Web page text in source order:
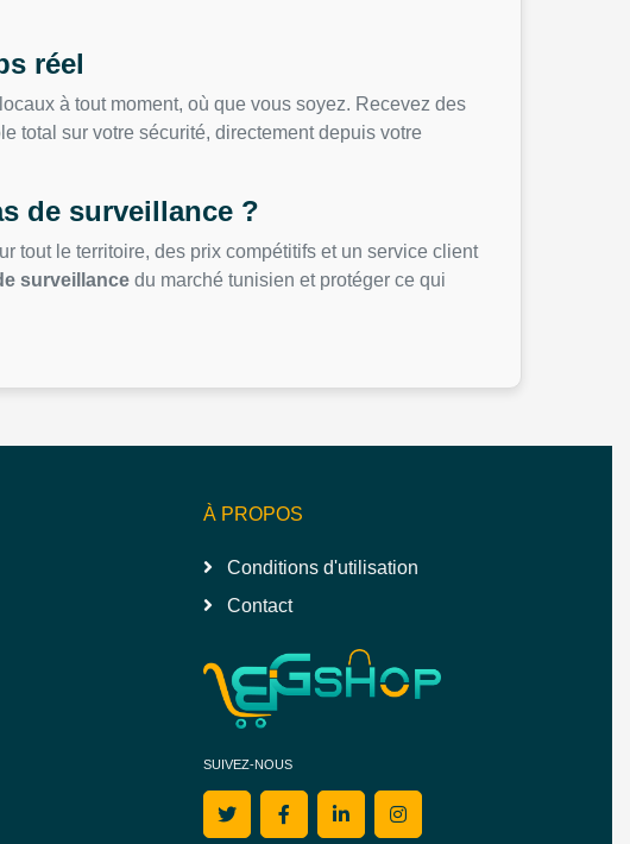
réel
à tout moment, où que vous soyez. Recevez des
total sur votre sécurité, directement depuis votre
de surveillance ?
tout le territoire, des prix compétitifs et un service client
surveillance du marché tunisien et protéger ce qui
À PROPOS
Conditions d'utilisation
Contact
SUIVEZ-NOUS